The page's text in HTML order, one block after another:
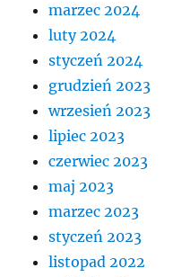
marzec 2024
luty 2024
styczeń 2024
grudzień 2023
wrzesień 2023
lipiec 2023
czerwiec 2023
maj 2023
marzec 2023
styczeń 2023
listopad 2022